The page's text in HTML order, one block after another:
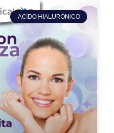
ÁCIDO HIALURÓNICO